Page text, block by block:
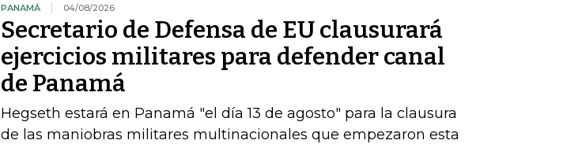
PANAMÁ 04/08/2026
Secretario de Defensa de EU clausurará
ejercicios militares para defender canal
de Panamá
Hegseth estará en Panamá "el día 13 de agosto" para la clausura
de las maniobras militares multinacionales que empezaron esta